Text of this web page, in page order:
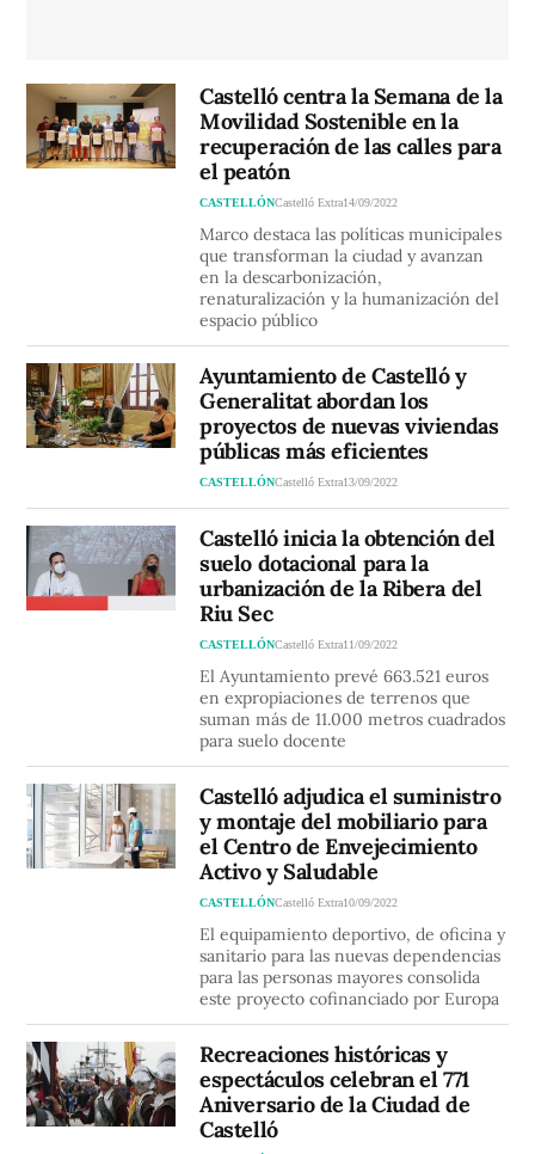
Castelló centra la Semana de la
Movilidad Sostenible en la
recuperación de las calles para
el peatón
CASTELLÓNCastelló Extra14/09/2022
Marco destaca las políticas municipales
que transforman la ciudad y avanzan
en la descarbonización,
renaturalización y la humanización del
espacio público
Ayuntamiento de Castelló y
Generalitat abordan los
proyectos de nuevas viviendas
públicas más eficientes
CASTELLÓNCastelló Extra13/09/2022
Castelló inicia la obtención del
suelo dotacional para la
urbanización de la Ribera del
Riu Sec
CASTELLÓNCastelló Extra11/09/2022
El Ayuntamiento prevé 663.521 euros
en expropiaciones de terrenos que
suman más de 11.000 metros cuadrados
para suelo docente
Castelló adjudica el suministro
y montaje del mobiliario para
el Centro de Envejecimiento
Activo y Saludable
CASTELLÓNCastelló Extra10/09/2022
El equipamiento deportivo, de oficina y
sanitario para las nuevas dependencias
para las personas mayores consolida
este proyecto cofinanciado por Europa
Recreaciones históricas y
espectáculos celebran el 771
Aniversario de la Ciudad de
Castelló